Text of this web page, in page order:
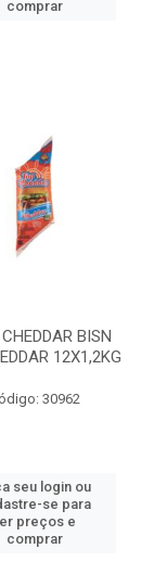
comprar
BISN
12X1,2KG
30962
seu login ou
se para
preços e
comprar